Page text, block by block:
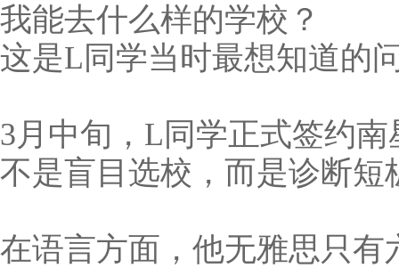
我能去什么样的学校？
这是L同学当时最想知道的
3月中旬，L同学正式签约
不是盲目选校，而是诊断短
在语言方面，他无雅思只